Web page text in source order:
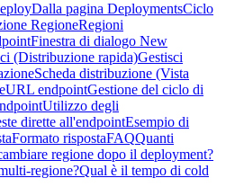
Dalla pagina DeploymentsCiclo
RegioneRegioni
Finestra di dialogo New
(Distribuzione rapida)Gestisci
Scheda distribuzione (Vista
URL endpointGestione del ciclo di
Utilizzo degli
dirette all'endpointEsempio di
Formato rispostaFAQQuanti
regione dopo il deployment?
regione?Qual è il tempo di cold